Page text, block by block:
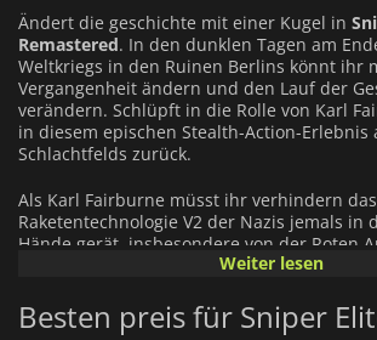
Ändert die geschichte mit einer Kugel in
Remastered. In den dunklen Tagen am
Weltkriegs in den Ruinen Berlins könnt ihr
Vergangenheit ändern und den Lauf der
verändern. Schlüpft in die Rolle von Karl
in diesem epischen Stealth-Action-Erlebnis
Schlachtfelds zurück.
Als Karl Fairburne müsst ihr verhindern
Raketentechnologie V2 der Nazis jemals in
Hände gerät, insbesondere von der Roten
Wissenschaftlern, die in die USA
Ihr seid zwischen zwei Streitkräften
Heimlichkeit ist überlebenswichtig. Verfolgt
Weiter lesen
Besten preis für Sniper